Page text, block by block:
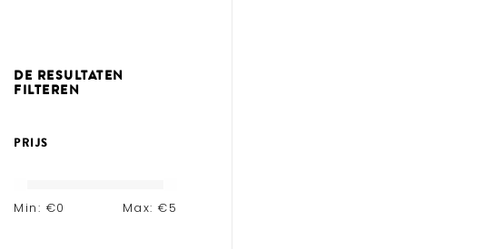
DE RESULTATEN
FILTEREN
PRIJS
Min: €0 Max: €5